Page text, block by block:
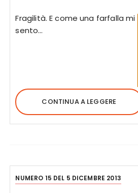
Fragilità. E come una farfalla mi
sento…
CONTINUA A LEGGERE
NUMERO 15 DEL 5 DICEMBRE 2013